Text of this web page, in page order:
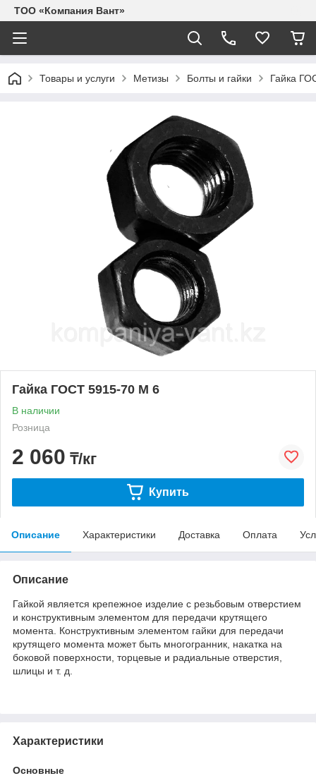
ТОО «Компания Вант»
Товары и услуги Метизы Болты и гайки Гайка
Гайка ГОСТ 5915-70 М 6
В наличии
Розница
2 060 ₸/кг
Купить
Описание Характеристики Доставка Оплата
Описание
Гайкой является крепежное изделие с резьбовым отверстием
и конструктивным элементом для передачи крутящего
момента. Конструктивным элементом гайки для передачи
крутящего момента может быть многогранник, накатка на
боковой поверхности, торцевые и радиальные отверстия,
шлицы и т. д.
Характеристики
Основные